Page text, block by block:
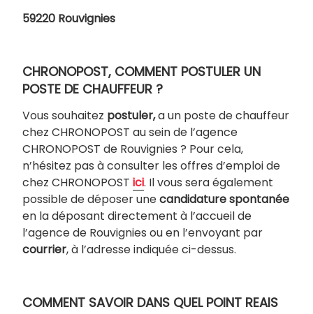
59220 Rouvignies
CHRONOPOST, COMMENT POSTULER UN
POSTE DE CHAUFFEUR ?
Vous souhaitez postuler,a un poste de chauffeur
chez CHRONOPOST au sein de l’agence
CHRONOPOST de Rouvignies ? Pour cela,
n’hésitez pas à consulter les offres d’emploi de
chez CHRONOPOST ici. Il vous sera également
possible de déposer unecandidature spontanée
en la déposant directement à l’accueil de
l’agence de Rouvignies ou en l’envoyant par
courrier, à l’adresse indiquée ci-dessus.
COMMENT SAVOIR DANS QUEL POINT REAIS